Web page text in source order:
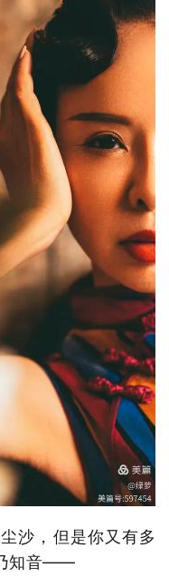
沙，但是你又有多
知音——